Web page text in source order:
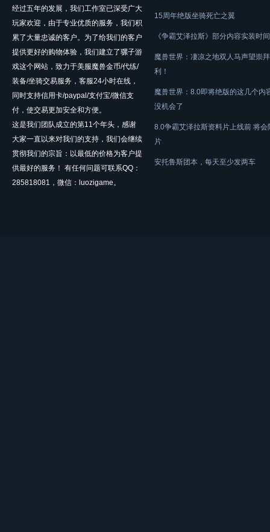
经过五年的发展，我们工作室已深受广大
玩家欢迎，由于专业优质的服务，我们积
累了大量忠诚的客户。为了给我们的客户
提供更好的购物体验，我们建立了骡子游
戏这个网站，致力于美服魔兽金币/代练/
装备/坐骑交易服务，客服24小时在线，
同时支持信用卡/paypal/支付宝/微信支
付，使交易更加安全和方便。
这是我们团队成立的第11个年头，感谢
大家一直以来对我们的支持，我们会继续
贯彻我们的宗旨：以最低的价格为客户提
供最好的服务！ 有任何问题可联系QQ：
285818081，微信：luozigame。
15周年绝版坐骑死亡之翼
《争霸艾泽拉斯》部分内容实装时
魔兽世界：凄凉之地双人马声望崇
利！
魔兽世界：8.0即将绝版的这几个内
没机会了
8.0争霸艾泽拉斯资料片上线前 将会
片
安托鲁斯团本，每天至少发两车